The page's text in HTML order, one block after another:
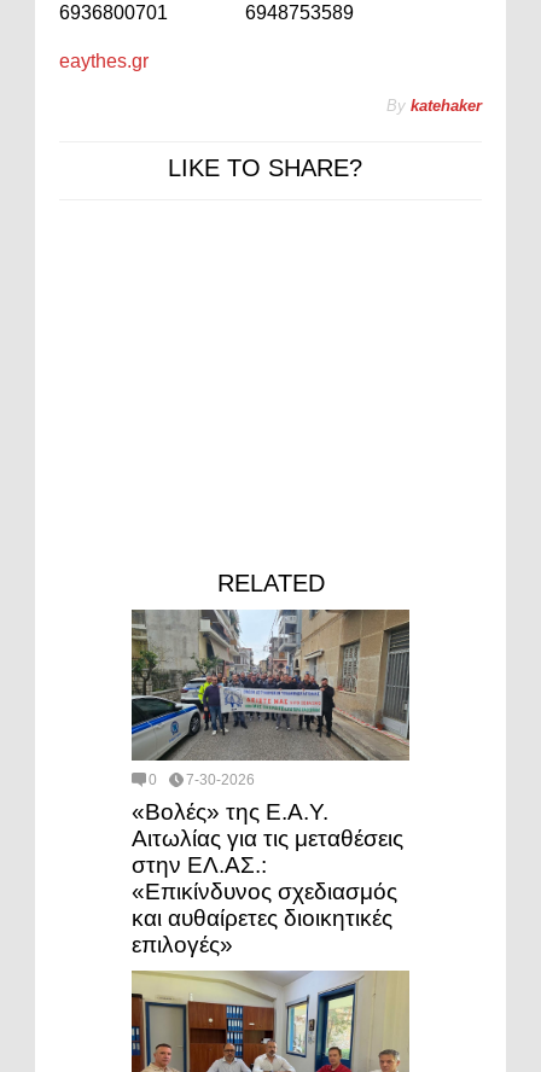
6936800701 6948753589
eaythes.gr
By katehaker
LIKE TO SHARE?
RELATED
0 7-30-2026
«Βολές» της Ε.Α.Υ.
Αιτωλίας για τις μεταθέσεις
στην ΕΛ.ΑΣ.:
«Επικίνδυνος σχεδιασμός
και αυθαίρετες διοικητικές
επιλογές»